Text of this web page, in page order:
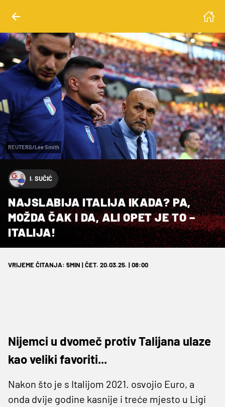
REUTERS/Lee Smith
I. SUČIĆ
NAJSLABIJA ITALIJA IKADA? PA,
MOŽDA ČAK I DA, ALI OPET JE TO –
ITALIJA!
VRIJEME ČITANJA: 5MIN | ČET. 20.03.25. | 08:00
Nijemci u dvomeč protiv Talijana ulaze
kao veliki favoriti...
Nakon što je s Italijom 2021. osvojio Euro, a
onda dvije godine kasnije i treće mjesto u Ligi